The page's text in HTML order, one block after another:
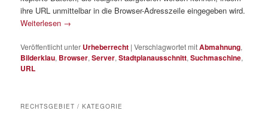
ihre URL unmittelbar in die Browser-Adresszeile eingegeben wird.
Weiterlesen →
Veröffentlicht unter Urheberrecht |Verschlagwortet mitAbmahnung,
Bilderklau, Browser,Server,Stadtplanausschnitt,Suchmaschine,
URL
RECHTSGEBIET / KATEGORIE